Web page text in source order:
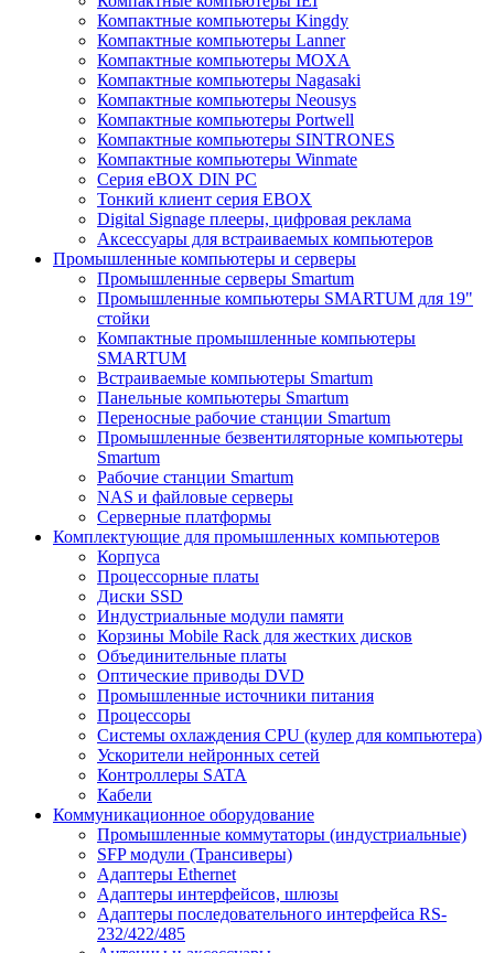
Компактные компьютеры Kingdy
Компактные компьютеры Lanner
Компактные компьютеры MOXA
Компактные компьютеры Nagasaki
Компактные компьютеры Neousys
Компактные компьютеры Portwell
Компактные компьютеры SINTRONES
Компактные компьютеры Winmate
Серия eBOX DIN PC
Тонкий клиент серия EBOX
Digital Signage плееры, цифровая реклама
Аксессуары для встраиваемых компьютеров
Промышленные компьютеры и серверы
Промышленные серверы Smartum
Промышленные компьютеры SMARTUM для 19"
стойки
Компактные промышленные компьютеры
SMARTUM
Встраиваемые компьютеры Smartum
Панельные компьютеры Smartum
Переносные рабочие станции Smartum
Промышленные безвентиляторные компьютеры
Smartum
Рабочие станции Smartum
NAS и файловые серверы
Серверные платформы
Комплектующие для промышленных компьютеров
Корпуса
Процессорные платы
Диски SSD
Индустриальные модули памяти
Корзины Mobile Rack для жестких дисков
Объединительные платы
Оптические приводы DVD
Промышленные источники питания
Процессоры
Системы охлаждения CPU (кулер для компьютера)
Ускорители нейронных сетей
Контроллеры SATA
Кабели
Коммуникационное оборудование
Промышленные коммутаторы (индустриальные)
SFP модули (Трансиверы)
Адаптеры Ethernet
Адаптеры интерфейсов, шлюзы
Адаптеры последовательного интерфейса RS-
232/422/485